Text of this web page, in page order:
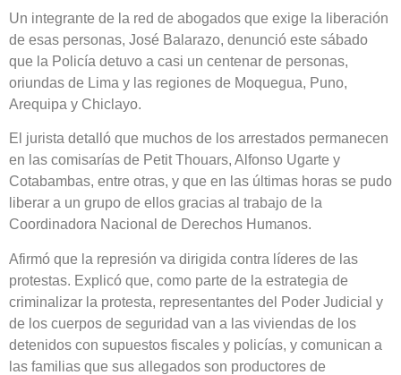
Un integrante de la red de abogados que exige la liberación
de esas personas, José Balarazo, denunció este sábado
que la Policía detuvo a casi un centenar de personas,
oriundas de Lima y las regiones de Moquegua, Puno,
Arequipa y Chiclayo.
El jurista detalló que muchos de los arrestados permanecen
en las comisarías de Petit Thouars, Alfonso Ugarte y
Cotabambas, entre otras, y que en las últimas horas se pudo
liberar a un grupo de ellos gracias al trabajo de la
Coordinadora Nacional de Derechos Humanos.
Afirmó que la represión va dirigida contra líderes de las
protestas. Explicó que, como parte de la estrategia de
criminalizar la protesta, representantes del Poder Judicial y
de los cuerpos de seguridad van a las viviendas de los
detenidos con supuestos fiscales y policías, y comunican a
las familias que sus allegados son productores de